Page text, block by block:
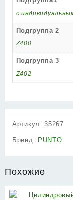
с
Подгруппа 2
Z400
Подгруппа 3
Z402
Артикул:35267
Бренд: PUNTO
Похожие